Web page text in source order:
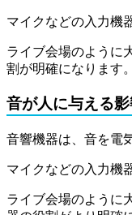
マイクなどの入力機
ライブ会場のように
割が明確になります。
音が人に与える
音響機器は、音を電
マイクなどの入力機
ライブ会場のように